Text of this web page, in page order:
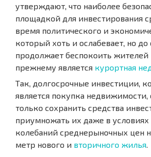
утверждают, что наиболее
площадкой для инвестирования
время политического и
который хоть и ослабевает, но до
продолжает беспокоить жителей
прежнему является курортная
Так, долгосрочные инвестиции,
является покупка недвижимости,
только сохранить средства
приумножать их даже в
колебаний среднерыночных цен
метр нового и вторичного жилья.